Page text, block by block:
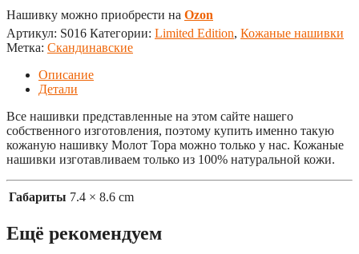
Нашивку можно приобрести на Ozon
Артикул: S016 Категории: Limited Edition, Кожаные нашивки
Метка: Скандинавские
Описание
Детали
Все нашивки представленные на этом сайте нашего
собственного изготовления, поэтому купить именно такую
кожаную нашивку Молот Тора можно только у нас. Кожаные
нашивки изготавливаем только из 100% натуральной кожи.
Габариты 7.4 × 8.6 cm
Ещё рекомендуем